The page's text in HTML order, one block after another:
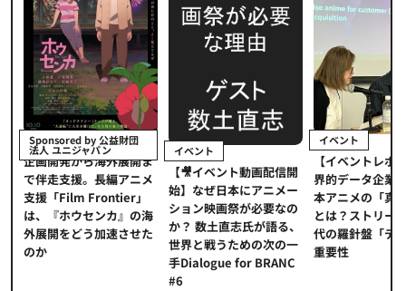
Sponsored by 公益財団
法人 ユニジャパン
企画開発から海外展開ま
で伴走支援。長編アニメ
支援「Film Frontier」
は、『ホウセンカ』の海
外展開をどう加速させた
のか
イベント
【🎥イベント動画配信開
始】なぜ日本にアニメー
ション映画祭が必要なの
か？ 数土直志氏が語る、
世界と戦うための次の一
手Dialogue for BRANC
#6
イベント
【イベントレポ
界的データ企業
本アニメの「真
とは？ストリー
代の羅針盤「デ
重要性